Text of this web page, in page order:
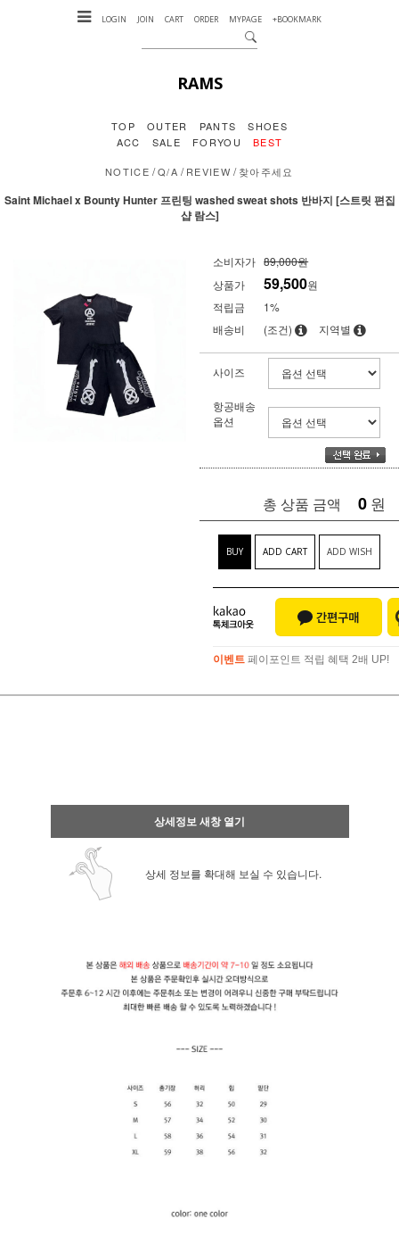
LOGIN JOIN CART ORDER MYPAGE +BOOKMARK
RAMS
TOP OUTER PANTS
SHOES
ACC
SALE FORYOU BEST
NOTICE /Q/A /REVIEW /찾아주세요
Saint Michael x Bounty Hunter 프린팅 washed sweat shots 반바지 [스트릿 편집
샵 람스]
소비자가 89,000원
상품가
59,500원
적립금
1%
배송비
(조건) 지역별
사이즈
항공배송
옵션
총 상품 금액 0 원
BUY ADD CART ADD WISH
이벤트 페이포인트 적립 혜택 2배 UP!
상세정보 새창 열기
상세 정보를 확대해 보실 수 있습니다.